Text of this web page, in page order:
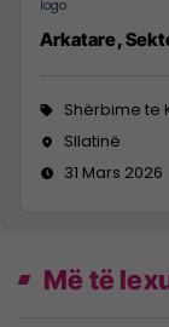
Arkatare,
Shërbime te
Sllatinë
31 Mars 2026
Më të